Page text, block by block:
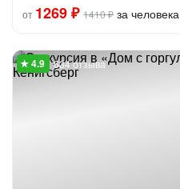
от 1269 ₽ 1410 ₽ за человека
634 отзыва